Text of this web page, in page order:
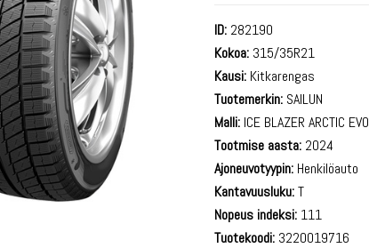
ID: 282190
Kokoa: 315/35R21
Kausi: Kitkarengas
Tuotemerkin: SAILUN
Malli: ICE BLAZER ARCTIC EVO
Tootmise aasta: 2024
Ajoneuvotyypin: Henkilöauto
Kantavuusluku:T
Nopeus indeksi: 111
Tuotekoodi: 3220019716